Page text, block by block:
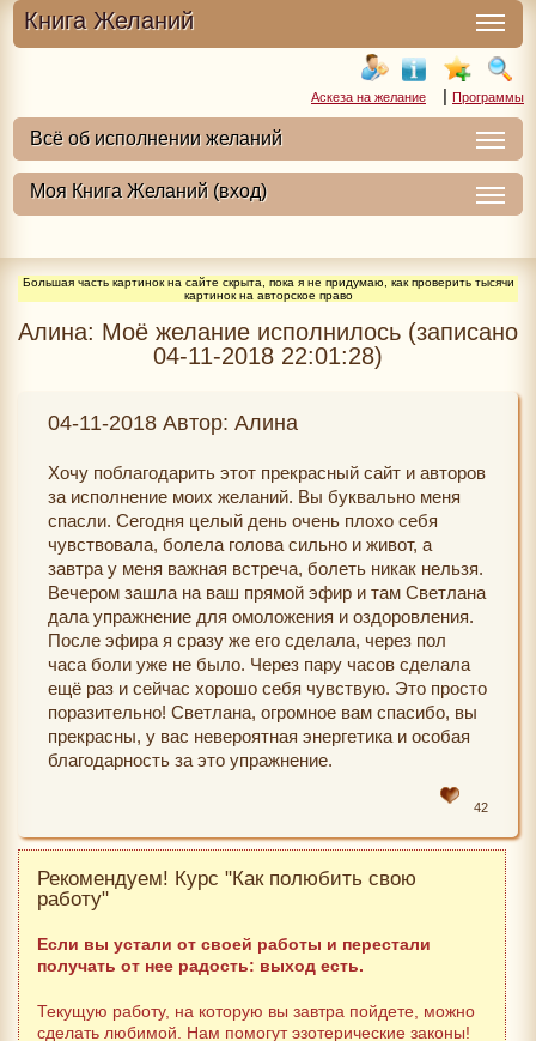
Книга Желаний
Аскеза на желание | Программы
Большая часть картинок на сайте скрыта, пока я не придумаю, как проверить тысячи
картинок на авторское право
Алина: Моё желание исполнилось (записано
04-11-2018 22:01:28)
04-11-2018 Автор: Алина
Хочу поблагодарить этот прекрасный сайт и авторов
за исполнение моих желаний. Вы буквально меня
спасли. Сегодня целый день очень плохо себя
чувствовала, болела голова сильно и живот, а
завтра у меня важная встреча, болеть никак нельзя.
Вечером зашла на ваш прямой эфир и там Светлана
дала упражнение для омоложения и оздоровления.
После эфира я сразу же его сделала, через пол
часа боли уже не было. Через пару часов сделала
ещё раз и сейчас хорошо себя чувствую. Это просто
поразительно! Светлана, огромное вам спасибо, вы
прекрасны, у вас невероятная энергетика и особая
благодарность за это упражнение.
42
Рекомендуем! Курс "Как полюбить свою
работу"
Если вы устали от своей работы и перестали
получать от нее радость: выход есть.
Текущую работу, на которую вы завтра пойдете, можно
сделать любимой. Нам помогут эзотерические законы!